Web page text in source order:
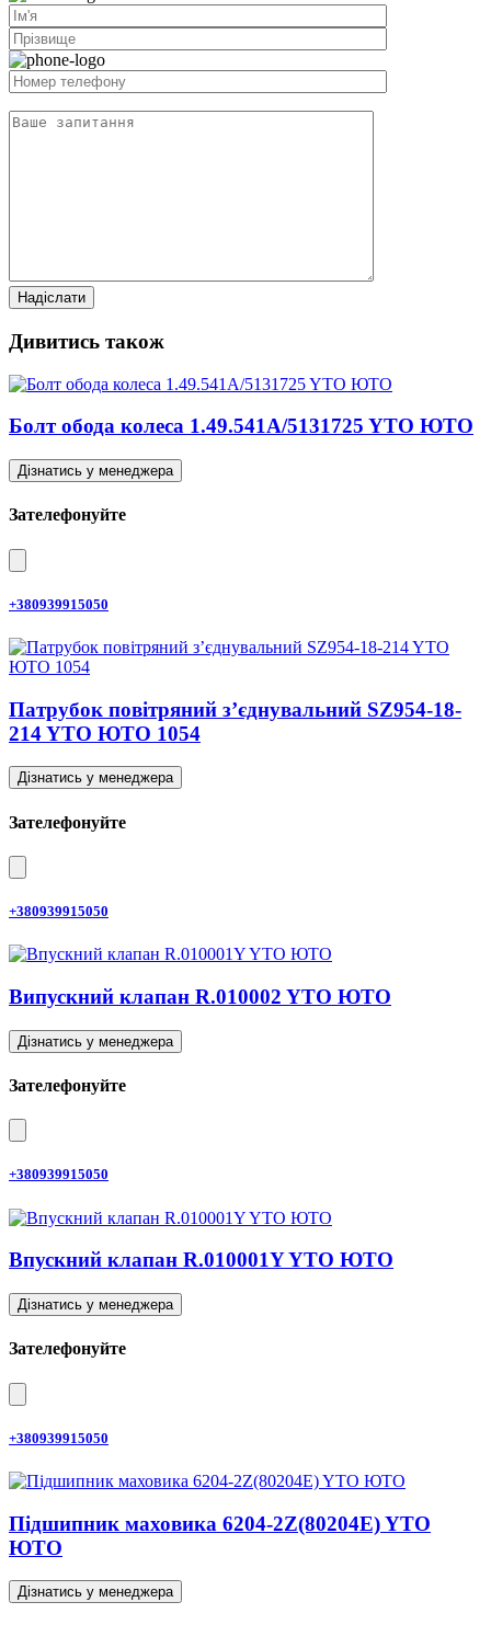
Дивитись також
Болт обода колеса 1.49.541A/5131725 YTO ЮТО
Дізнатись у менеджера
Зателефонуйте
+380939915050
Патрубок повітряний з’єднувальний SZ954-18-
214 YTO ЮТО 1054
Дізнатись у менеджера
Зателефонуйте
+380939915050
Випускний клапан R.010002 YTO ЮТО
Дізнатись у менеджера
Зателефонуйте
+380939915050
Впускний клапан R.010001Y YTO ЮТО
Дізнатись у менеджера
Зателефонуйте
+380939915050
Підшипник маховика 6204-2Z(80204E) YTO
ЮТО
Дізнатись у менеджера